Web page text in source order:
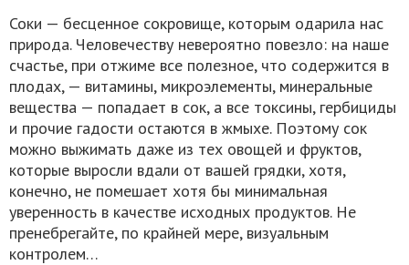
Соки — бесценное сокровище, которым одарила нас
природа. Человечеству невероятно повезло: на наше
счастье, при отжиме все полезное, что содержится в
плодах, — витамины, микроэлементы, минеральные
вещества — попадает в сок, а все токсины, гербициды
и прочие гадости остаются в жмыхе. Поэтому сок
можно выжимать даже из тех овощей и фруктов,
которые выросли вдали от вашей грядки, хотя,
конечно, не помешает хотя бы минимальная
уверенность в качестве исходных продуктов. Не
пренебрегайте, по крайней мере, визуальным
контролем…